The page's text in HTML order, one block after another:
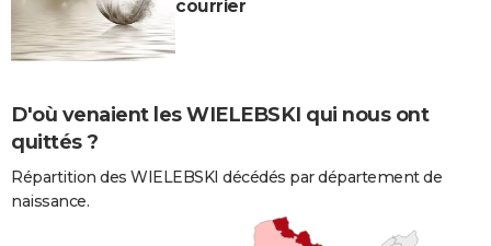
courrier
D'où venaient les WIELEBSKI qui nous ont
quittés ?
Répartition des WIELEBSKI décédés par département de
naissance.